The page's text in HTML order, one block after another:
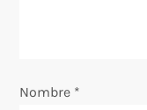
n
Nombre *